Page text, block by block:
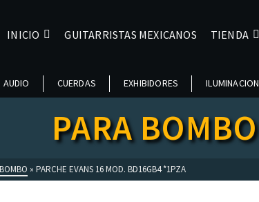
INICIO GUITARRISTAS MEXICANOS TIENDA
AUDIO CUERDAS EXHIBIDORES ILUMINACION
PARA BOMBO
» PARCHE EVANS 16 MOD. BD16GB4 *1PZA